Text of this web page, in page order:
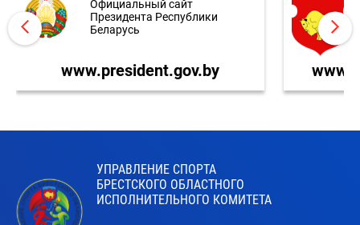
Официальный сайт
Президента Республики
Беларусь
www.president.gov.by
УПРАВЛЕНИЕ СПОРТА
БРЕСТСКОГО ОБЛАСТНОГО
ИСПОЛНИТЕЛЬНОГО КОМИТЕТА